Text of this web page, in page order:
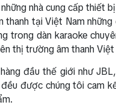
nhà cung cấp thiết
thanh tại Việt Nam
trong dàn karaoke
thị trường âm thanh Việt
đầu thế giới như
được chúng tôi cam